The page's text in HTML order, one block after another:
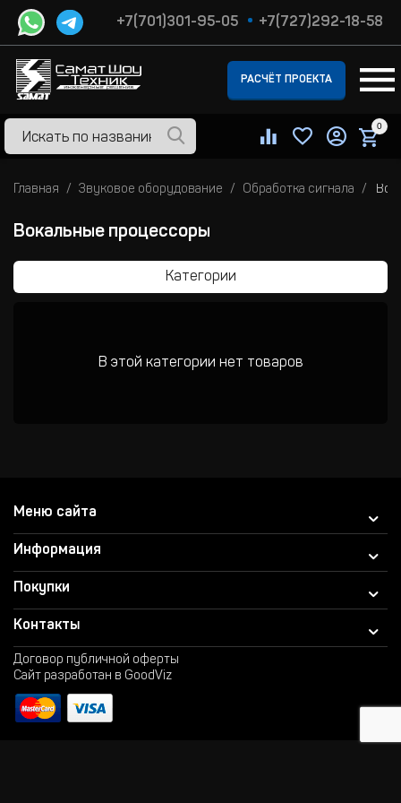
+7(701)301-95-05 +7(727)292-18-58
РАСЧЁТ ПРОЕКТА
0
Главная Звуковое оборудование Обработка сигнала
Вокальные процессоры
Категории
В этой категории нет товаров
Меню сайта
Информация
Покупки
Контакты
Договор публичной оферты
Сайт разработан в GoodViz